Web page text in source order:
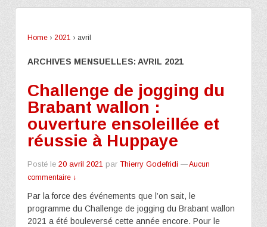
Home › 2021 › avril
ARCHIVES MENSUELLES: AVRIL 2021
Challenge de jogging du
Brabant wallon :
ouverture ensoleillée et
réussie à Huppaye
Posté le 20 avril 2021 par Thierry Godefridi —Aucun
commentaire ↓
Par la force des événements que l’on sait, le
programme du Challenge de jogging du Brabant wallon
2021 a été bouleversé cette année encore. Pour le